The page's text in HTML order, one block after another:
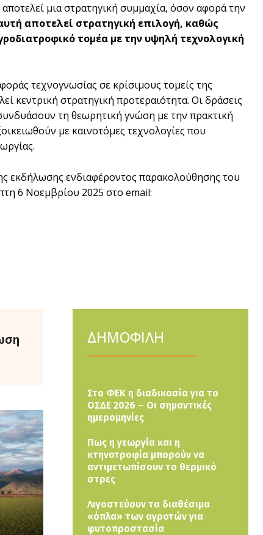
μια στρατηγική συμμαχία, όσον αφορά την
αποτελεί στρατηγική επιλογή, καθώς
τομέα με την υψηλή τεχνολογική
τεχνογνωσίας σε κρίσιμους τομείς της
κεντρική στρατηγική προτεραιότητα. Οι δράσεις
τη θεωρητική γνώση με την πρακτική
με καινοτόμες τεχνολογίες που
εκδήλωσης ενδιαφέροντος παρακολούθησης του
6 Νοεμβρίου 2025 στο email:
ΔΗΜΟΦΙΛΗ
Στο ΦΕΚ η διαδικασία για το
ΟΣΔΕ 2026 – Οι σημαντικές
ημερομηνίες
Πως η γεωργία και η
κτηνοτροφία μπορούν να
αντιμετωπίσουν το θερμικό
στρες
Λιγοστεύουν τα διαθέσιμα
«όπλα» των αγροτών για
φυτοπροστασία